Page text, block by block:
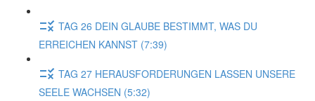
TAG 26 DEIN GLAUBE BESTIMMT, WAS DU
ERREICHEN KANNST (7:39)
TAG 27 HERAUSFORDERUNGEN LASSEN UNSERE
SEELE WACHSEN (5:32)